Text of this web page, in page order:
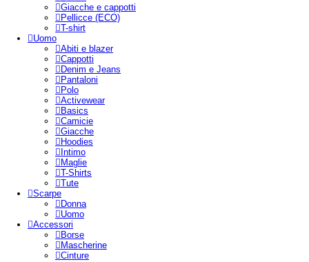
Giacche e cappotti
Pellicce (ECO)
T-shirt
Uomo
Abiti e blazer
Cappotti
Denim e Jeans
Pantaloni
Polo
Activewear
Basics
Camicie
Giacche
Hoodies
Intimo
Maglie
T-Shirts
Tute
Scarpe
Donna
Uomo
Accessori
Borse
Mascherine
Cinture